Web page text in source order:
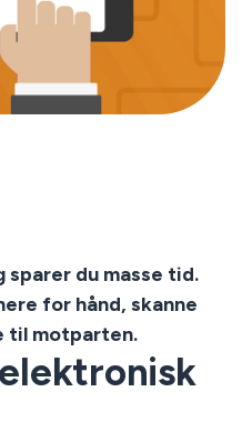
du masse tid.
for hånd, skanne
til motparten.